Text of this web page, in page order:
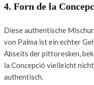
4. Forn de la
Diese authentische
von Palma ist ein echter
Abseits der pittoresken,
la Concepció vielleicht
authentisch.